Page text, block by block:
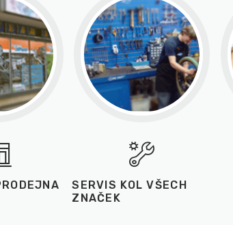
SERVIS KOL VŠECH
ZNAČEK